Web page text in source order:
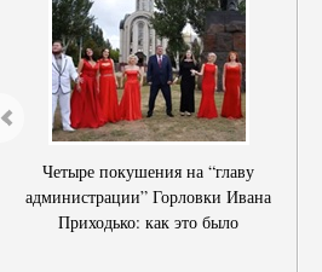
Четыре покушения на “главу
администрации” Горловки Ивана
Приходько: как это было